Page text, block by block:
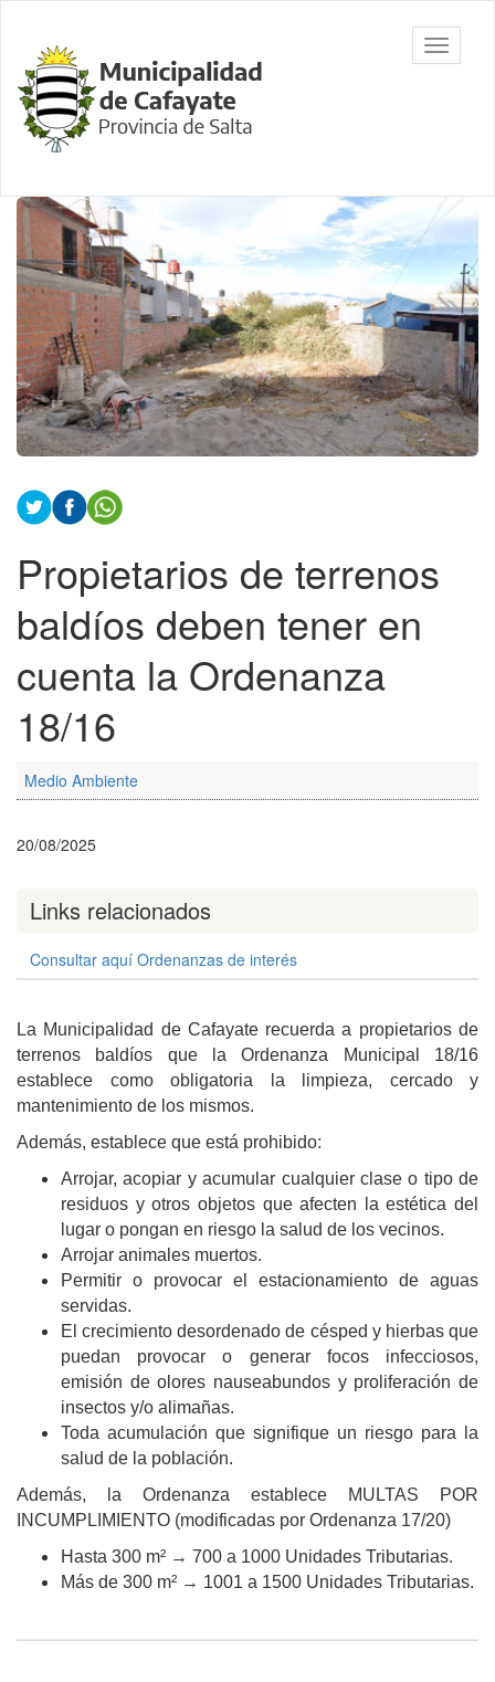
contenido
principal
Municipalidad
de Cafayate,
Salta
barra
Contenido
principal
Propietarios de terrenos
baldíos deben tener en
cuenta la Ordenanza
18/16
Medio Ambiente
20/08/2025
Links relacionados
Consultar aquí Ordenanzas de interés
La Municipalidad de Cafayate recuerda a propietarios de
terrenos baldíos que la Ordenanza Municipal 18/16
establece como obligatoria la limpieza, cercado y
mantenimiento de los mismos.
Además, establece que está prohibido:
Arrojar, acopiar y acumular cualquier clase o tipo de
residuos y otros objetos que afecten la estética del
lugar o pongan en riesgo la salud de los vecinos.
Arrojar animales muertos.
Permitir o provocar el estacionamiento de aguas
servidas.
El crecimiento desordenado de césped y hierbas que
puedan provocar o generar focos infecciosos,
emisión de olores nauseabundos y proliferación de
insectos y/o alimañas.
Toda acumulación que signifique un riesgo para la
salud de la población.
Además, la Ordenanza establece MULTAS POR
INCUMPLIMIENTO (modificadas por Ordenanza 17/20)
Hasta 300 m² → 700 a 1000 Unidades Tributarias.
Más de 300 m² → 1001 a 1500 Unidades Tributarias.